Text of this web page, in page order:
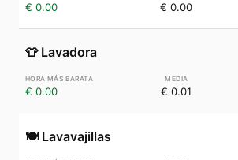
€ 0.00 € 0.00
👕 Lavadora
€ 0.00 € 0.01
🍽️ Lavavajillas